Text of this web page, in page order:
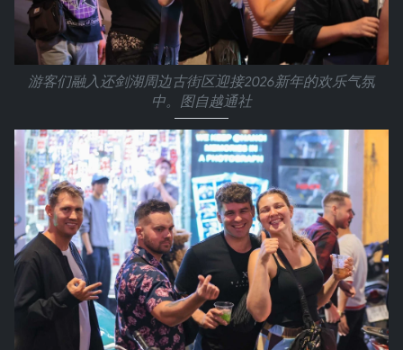
游客们融入还剑湖周边古街区迎接2026新年的欢乐气氛
中。图自越通社